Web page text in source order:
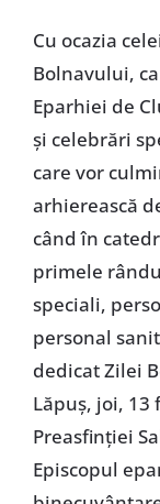
Cu ocazia
Bolnavului,
Eparhiei de
și celebrări
care vor
arhierească
când în
primele
speciali,
personal
dedicat Zilei
Lăpuș, joi, 13
Preasfinției
Episcopul